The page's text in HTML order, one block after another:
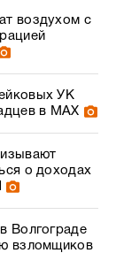
воздухом с
УК
в МАХ
о доходах
Волгограде
взломщиков